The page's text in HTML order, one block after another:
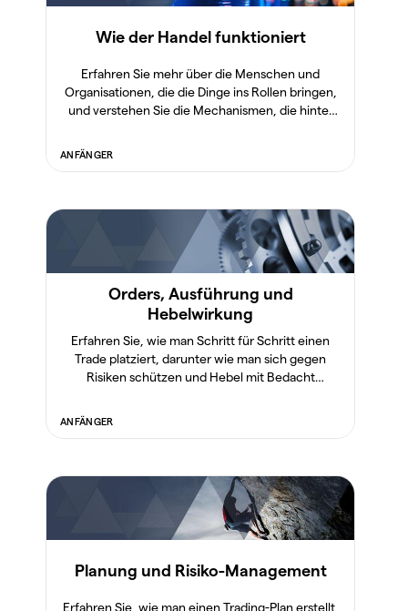
Wie der Handel funktioniert
Erfahren Sie mehr über die Menschen und
Organisationen, die die Dinge ins Rollen bringen,
und verstehen Sie die Mechanismen, die hinter
ANFÄNGER
Orders, Ausführung und
Hebelwirkung
Erfahren Sie, wie man Schritt für Schritt einen
Trade platziert, darunter wie man sich gegen
Risiken schützen und Hebel mit Bedacht
ANFÄNGER
Planung und Risiko-Management
Erfahren Sie, wie man einen Trading-Plan erstellt,